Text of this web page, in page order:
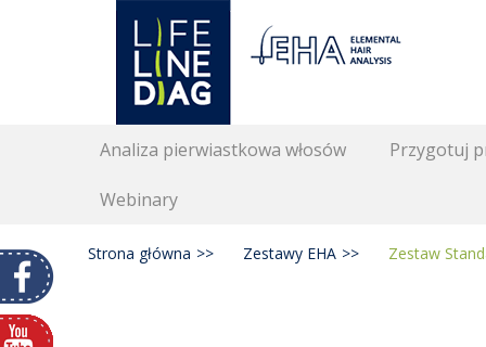
Lifelinediag
Elemental Hair Analysis
Secondary Menu
Skip
content
Analiza pierwiastkowa włosów Przygotuj
Webinary
Strona główna >> Zestawy EHA >> Zestaw